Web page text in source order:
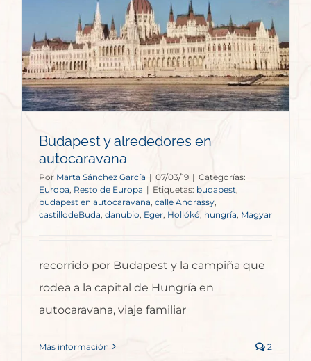
Budapest y alrededores en
autocaravana
Por Marta Sánchez García | 07/03/19 | Categorías:
Europa, Resto de Europa | Etiquetas: budapest,
budapest en autocaravana calle Andrassy,
castillodeBuda, danubio, Eger, Hollókó hungría Magyar
recorrido por Budapest y la campiña que
rodea a la capital de Hungría en
autocaravana, viaje familiar
Más información 2